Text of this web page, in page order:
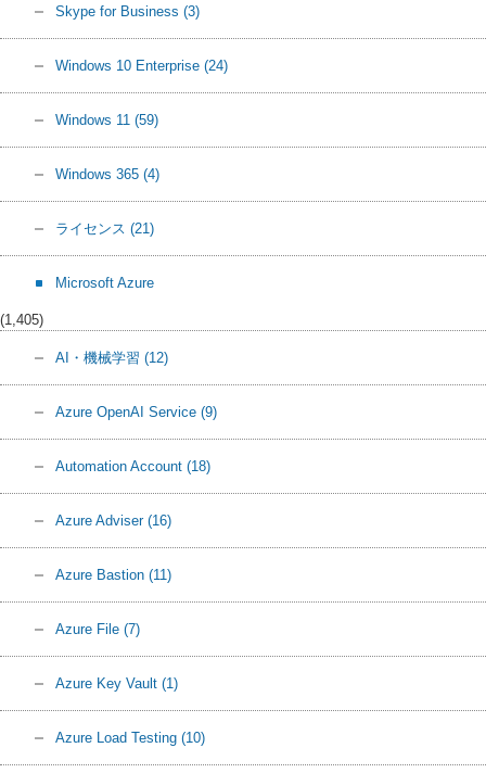
Skype for Business (3)
Windows 10 Enterprise (24)
Windows 11 (59)
Windows 365 (4)
ライセンス (21)
Microsoft Azure
(1,405)
AI・機械学習 (12)
Azure OpenAI Service (9)
Automation Account (18)
Azure Adviser (16)
Azure Bastion (11)
Azure File (7)
Azure Key Vault (1)
Azure Load Testing (10)